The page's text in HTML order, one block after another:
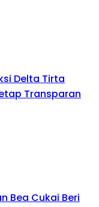
Delta Tirta
Transparan
Bea Cukai Beri